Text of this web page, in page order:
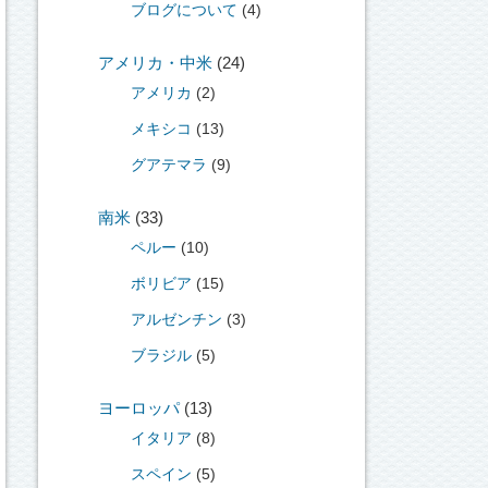
ブログについて (4)
アメリカ・中米 (24)
アメリカ (2)
メキシコ (13)
グアテマラ (9)
南米 (33)
ペルー (10)
ボリビア (15)
アルゼンチン (3)
ブラジル (5)
ヨーロッパ(13)
イタリア (8)
スペイン (5)